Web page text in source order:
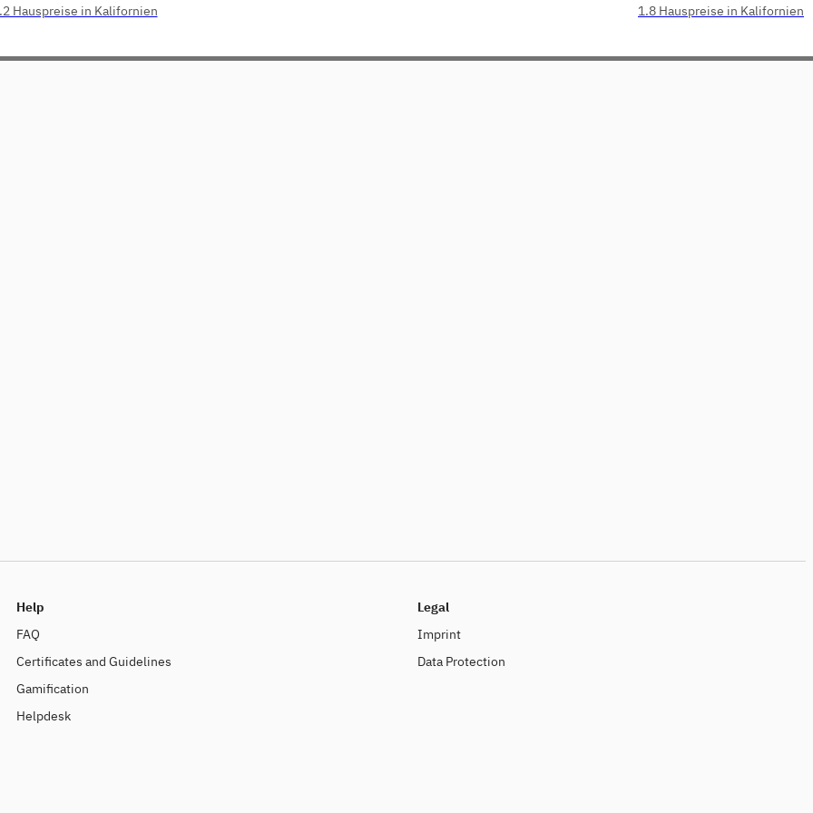
Hauspreise in Kalifornien
1.8 Hauspreise in Kalifornien
Help
FAQ
Certificates and Guidelines
Gamification
Helpdesk
Legal
Imprint
Data Protection